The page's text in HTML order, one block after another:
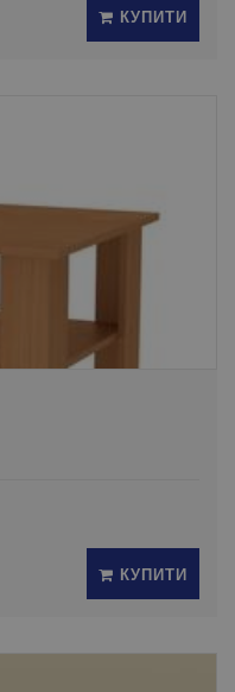
КУПИТИ
КУПИТИ